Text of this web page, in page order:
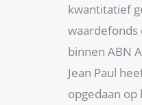
kwantitatief
waardefonds
binnen ABN
Jean Paul
opgedaan